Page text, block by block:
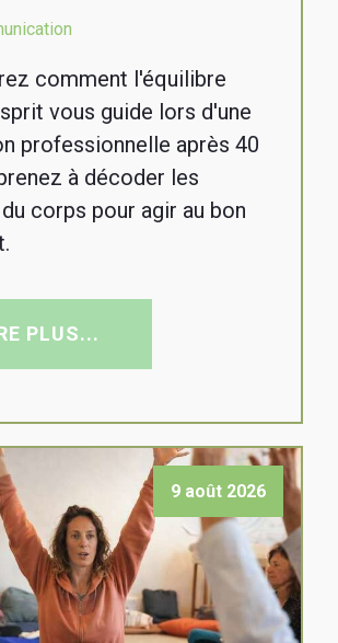
comment l'équilibre
vous guide lors d'une
professionnelle après 40
à décoder les
corps pour agir au bon
PLUS...
9 août 2026